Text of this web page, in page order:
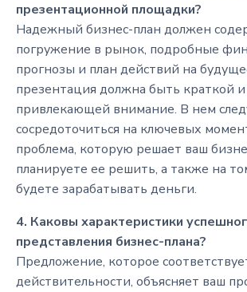
презентационной площадки?
Надежный бизнес-план должен
погружение в рынок, подробные
прогнозы и план действий на
презентация должна быть краткой и
привлекающей внимание. В нем
сосредоточиться на ключевых
проблема, которую решает ваш
планируете ее решить, а также на
будете зарабатывать деньги.
4. Каковы характеристики
представления бизнес-плана?
Предложение, которое
действительности, объясняет ваш